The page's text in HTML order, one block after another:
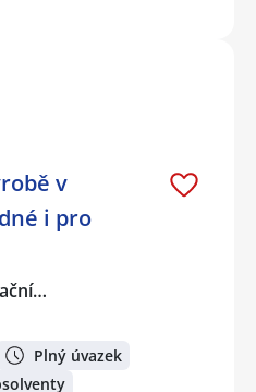
v
i pro
Plný úvazek